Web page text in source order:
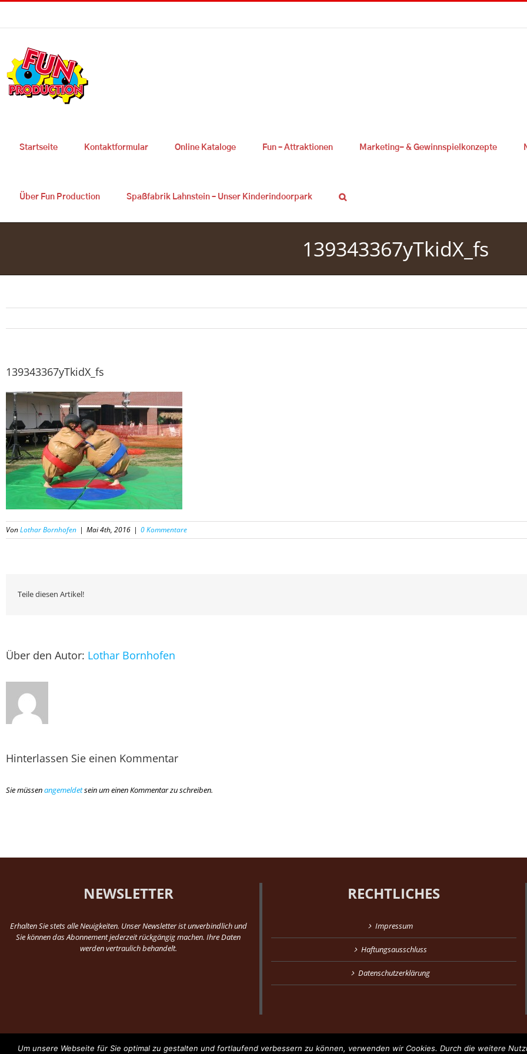
Skip
content
Startseite Kontaktformular Online Kataloge Fun – Attraktionen Marketing- & Gewinnspielkonzepte
Über Fun Production Spaßfabrik Lahnstein – Unser Kinderindoorpark
139343367yTkidX_fs
139343367yTkidX_fs
VonLothar Bornhofen | Mai 4th, 2016 | 0 Kommentare
Teile diesen Artikel!
Über den Autor: Lothar Bornhofen
Hinterlassen Sie einen Kommentar
Sie müssenangemeldetsein um einen Kommentar zu schreiben.
NEWSLETTER
Erhalten Sie stets alle Neuigkeiten. Unser Newsletter ist unverbindlich und
Sie können das Abonnement jederzeit rückgängig machen. Ihre Daten
werden vertraulich behandelt.
RECHTLICHES
Impressum
Haftungsausschluss
Datenschutzerklärung
Um unsere Webseite für Sie optimal zu gestalten und fortlaufend verbessern zu können, verwenden wir Cookies. Durch die weitere